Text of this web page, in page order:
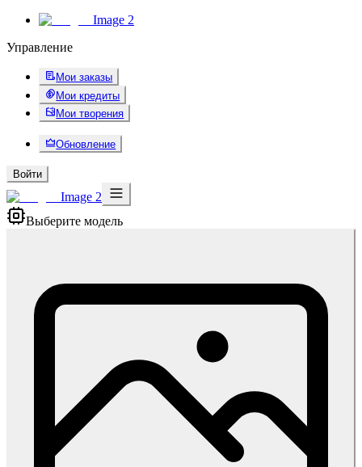
Image 2
Управление
Мои заказы
Мои кредиты
Мои творения
Обновление
Войти
Image 2
Выберите модель